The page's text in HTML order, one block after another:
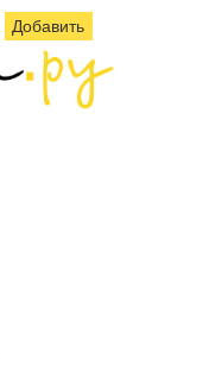
Добавить